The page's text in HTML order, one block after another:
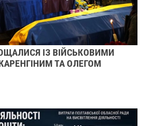
ЯК ВІДНОВЛЮЄТЬСЯ
БУДІВНИЦТВА І ДИЗАЙНУ